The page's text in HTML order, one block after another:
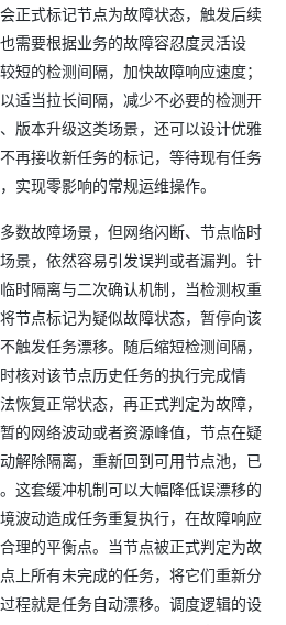
正式标记节点为故障状态，触发后续
需要根据业务的故障容忍度灵活设
短的检测间隔，加快故障响应速度；
适当拉长间隔，减少不必要的检测开
版本升级这类场景，还可以设计优雅
再接收新任务的标记，等待现有任务
实现零影响的常规运维操作。
数故障场景，但网络闪断、节点临时
景，依然容易引发误判或者漏判。针
时隔离与二次确认机制，当检测权重
节点标记为疑似故障状态，暂停向该
触发任务漂移。随后缩短检测间隔，
核对该节点历史任务的执行完成情
恢复正常状态，再正式判定为故障，
的网络波动或者资源峰值，节点在疑
解除隔离，重新回到可用节点池，已
这套缓冲机制可以大幅降低误漂移的
波动造成任务重复执行，在故障响应
理的平衡点。当节点被正式判定为故
上所有未完成的任务，将它们重新分
程就是任务自动漂移。调度逻辑的设